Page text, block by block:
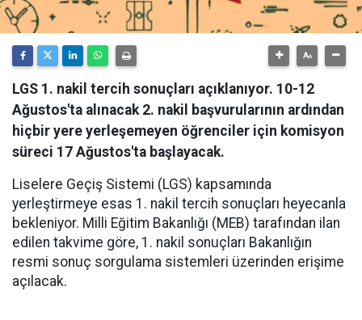
LGS 1. nakil tercih sonuçları açıklanıyor. 10-12
Ağustos'ta alınacak 2. nakil başvurularının ardından
hiçbir yere yerleşemeyen öğrenciler için komisyon
süreci 17 Ağustos'ta başlayacak.
Liselere Geçiş Sistemi (LGS) kapsamında
yerleştirmeye esas 1. nakil tercih sonuçları heyecanla
bekleniyor. Milli Eğitim Bakanlığı (MEB) tarafından ilan
edilen takvime göre, 1. nakil sonuçları Bakanlığın
resmi sonuç sorgulama sistemleri üzerinden erişime
açılacak.